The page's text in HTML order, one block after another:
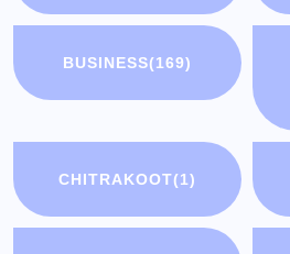
BUSINESS(169)
CHITRAKOOT(1)